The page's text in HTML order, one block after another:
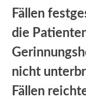
Fällen
die
nicht
Fällen